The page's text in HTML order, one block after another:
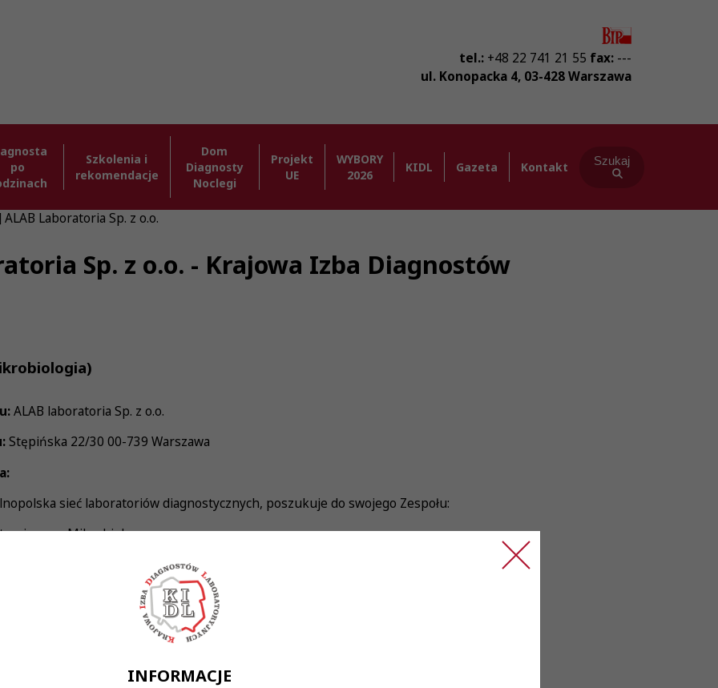
tel.: +48 22 741 21 55 fax: ---
ul. Konopacka 4, 03-428Warszawa
po
Szkolenia i
rekomendacje
Dom
Diagnosty
Noclegi
Projekt
UE
WYBORY
2026
KIDL Gazeta Kontakt Szukaj
INFORMACJE
Laboratoria Sp. z o.o.
Sp. z o.o. - Krajowa Izba Diagnostów
ALAB laboratoria Sp. z o.o.
Stępińska 22/30 00-739 Warszawa
sieć laboratoriów diagnostycznych, poszukuje do swojego Zespołu:
- Mikrobiologa
Zawodu Diagnosty Laboratoryjnego
w pracy w Pracowni Mikrobiologicznej
w organizacji o wiodącej pozycji rynkowej,